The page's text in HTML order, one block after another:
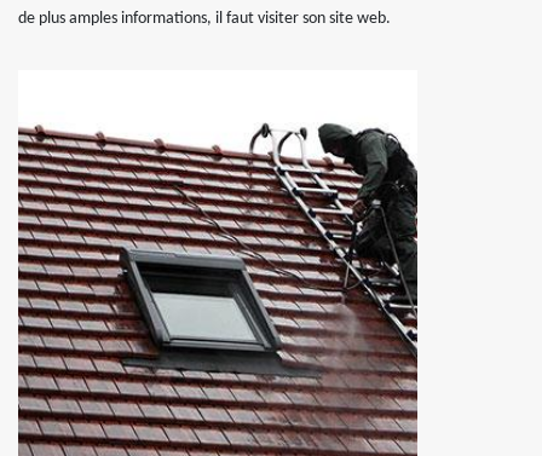
de plus amples informations, il faut visiter son site web.